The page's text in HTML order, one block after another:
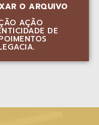
O ARQUIVO
AÇÃO
DE